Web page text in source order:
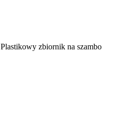
Plastikowy zbiornik na szambo